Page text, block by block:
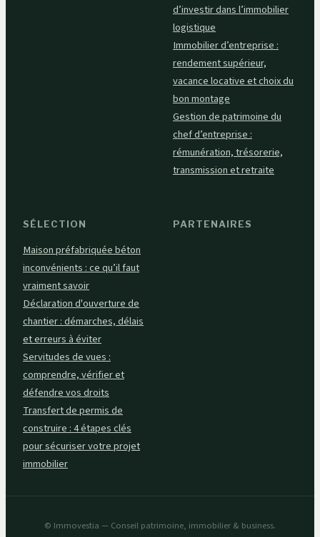
d’investir dans l’immobilier
logistique
Immobilier d’entreprise :
rendement supérieur,
vacance locative et choix du
bon montage
Gestion de patrimoine du
chef d’entreprise :
rémunération, trésorerie,
transmission et retraite
SÉLECTION
Maison préfabriquée béton
inconvénients : ce qu’il faut
vraiment savoir
Déclaration d'ouverture de
chantier : démarches, délais
et erreurs à éviter
Servitudes de vues :
comprendre, vérifier et
défendre vos droits
Transfert de permis de
construire : 4 étapes clés
pour sécuriser votre projet
immobilier
PARTENAIRES
© Immovestia — Conseil patrimoine, immobilier & business.